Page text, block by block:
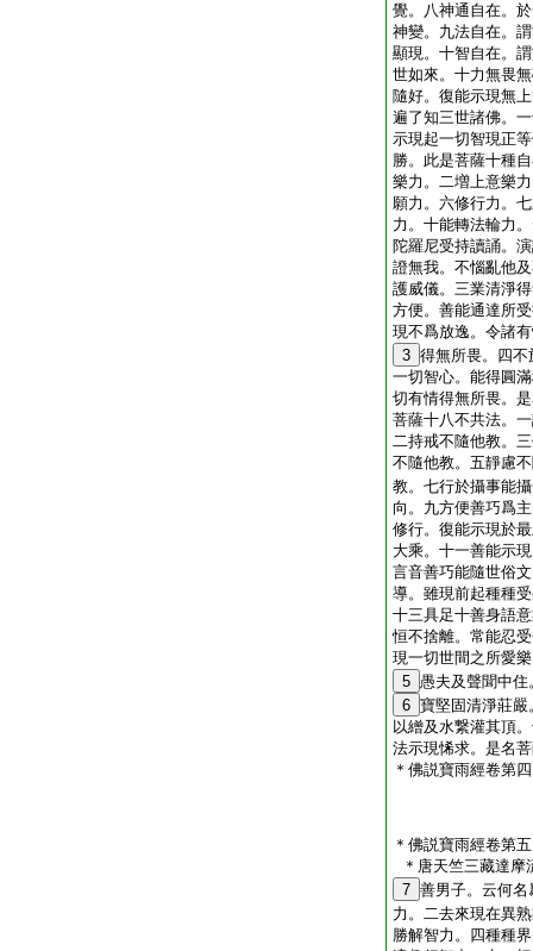
覺。八神通自在。
神變。九法自在。
顯現。十智自在。
世如來。十力無畏
隨好。復能示現無
遍了知三世諸佛。
示現起一切智現正
勝。此是菩薩十種
樂力。二増上意樂
願力。六修行力。
力。十能轉法輪力
陀羅尼受持讀誦。
證無我。不惱亂他
護威儀。三業清淨
方便。善能通達所
現不爲放逸。令諸
3 得無所畏。四
一切智心。能得圓
切有情得無所畏。
菩薩十八不共法。
二持戒不隨他教。
不隨他教。五靜慮
教。七行於攝事能
向。九方便善巧爲
修行。復能示現於
大乘。十一善能示
言音善巧能隨世俗
導。雖現前起種種
十三具足十善身語
恒不捨離。常能忍
現一切世間之所愛
5 愚夫及聲聞中
6 寶堅固清淨莊
以繒及水繋灌其頂
法示現悕求。是名
＊佛説寶雨經卷第四
＊佛説寶雨經卷第五
＊唐天竺三藏達摩
7 善男子。云何
力。二去來現在異
勝解智力。四種種